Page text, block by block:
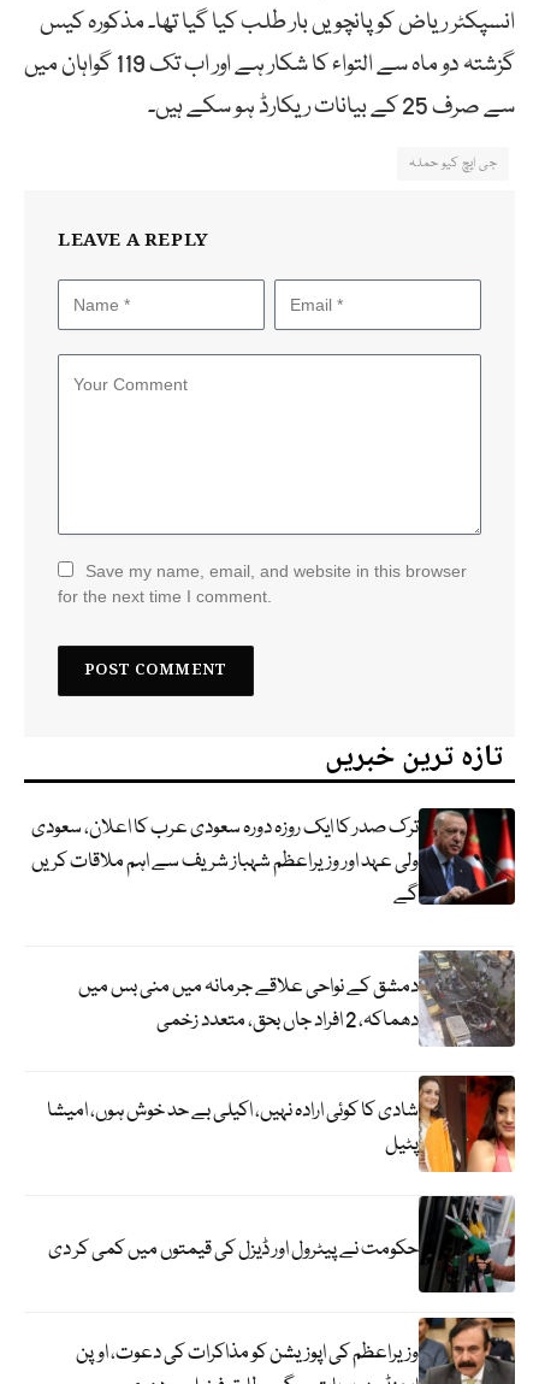
انسپکٹر ریاض کو پانچویں بار طلب کیا گیا تھا۔ مذکورہ کیس
گزشتہ دو ماہ سے التواء کا شکار ہے اور اب تک 119 گواہان میں
سے صرف 25 کے بیانات ریکارڈ ہو سکے ہیں۔
جی ایچ کیو حملہ
LEAVE A REPLY
Save my name, email, and website in this browser
for the next time I comment.
تازہ ترین خبریں
ترک صدر کا ایک روزہ دورہ سعودی عرب کا اعلان، سعودی
ولی عہد اور وزیراعظم شہباز شریف سے اہم ملاقات کریں
گے
دمشق کے نواحی علاقے جرمانہ میں منی بس میں
دھماکہ، 2 افراد جاں بحق، متعدد زخمی
شادی کا کوئی ارادہ نہیں، اکیلی بے حد خوش ہوں، امیشا
پٹیل
حکومت نے پیٹرول اور ڈیزل کی قیمتوں میں کمی کر دی
وزیراعظم کی اپوزیشن کو مذاکرات کی دعوت، اوپن